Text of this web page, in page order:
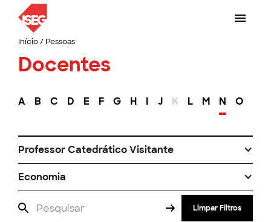
Início/ Pessoas
Docentes
A B C D E F G H I J K L M N O
Professor Catedrático Visitante
Economia
Limpar Filtros